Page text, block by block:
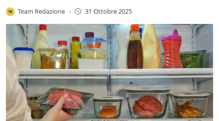
Team Redazione - 31 Ottobre 2025